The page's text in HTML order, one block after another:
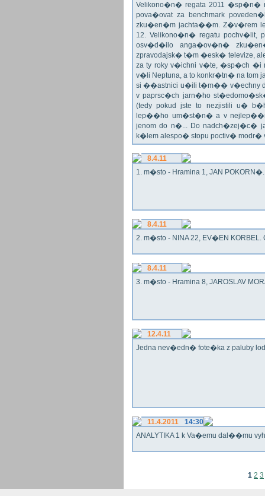
Velikono�n� regata 2011 �sp�n�
pova�ovat za benchmark
zku�en�m jachta��m. Z�v�rem
12. Velikono�n� regatu
osv�d�ilo anga�ov�n�
zpravodajsk� t�m �esk� televize,
za ty roky v�ichni v�te, �sp�ch
v�li Neptuna, a to konkr�tn� na tom
si ��astnici u�ili t�m�� v�echny
v paprsc�ch jarn�ho
(tedy pokud jste to nezjistili u�
lep��ho um�st�n� a v
jenom do n�... Do nadch�zej�c�
k�lem alespo� stopu poctiv�
8.4.11
1. m�sto - Hramina 1, JAN
8.4.11
2. m�sto - NINA 22, EV�EN KORBEL.
8.4.11
3. m�sto - Hramina 8, JAROSLAV
12.4.11
Jedna nev�edn� fote�ka z paluby
11.4.2011
14:30
ANALYTIKA 1 k Va�emu dal��mu
1 2 3